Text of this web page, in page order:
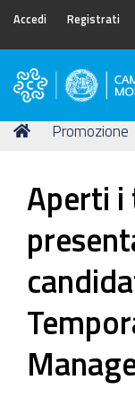
Accedi Registrati
Camera
Commercio
Tu
Home
Promozione
Aperti i